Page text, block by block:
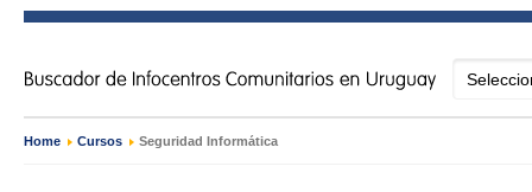
Home › Cursos › Seguridad Informática